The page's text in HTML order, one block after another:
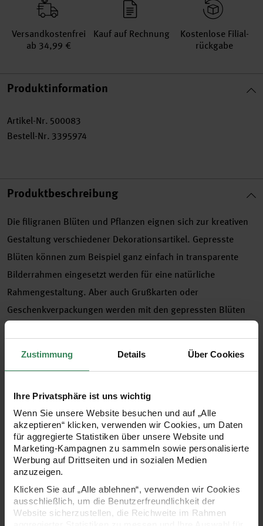
Zustimmung Details Über Cookies
Ihre Privatsphäre ist uns wichtig
Wenn Sie unsere Website besuchen und auf „Alle
akzeptieren“ klicken, verwenden wir Cookies, um Daten
für aggregierte Statistiken über unsere Website und
Marketing-Kampagnen zu sammeln sowie personalisierte
Werbung auf Drittseiten und in sozialen Medien
anzuzeigen.
Klicken Sie auf „Alle ablehnen“, verwenden wir Cookies
ausschließlich, um die Benutzerfreundlichkeit der
Website sicherzustellen, die Reichweite im Rahmen
Versand­kosten­frei
ab 34,99 €
Kauf auf Rechnung
Kosten­lose Filial­
rückgabe
Produktinformation
Artikel-Nr. 500083
Bestell-Nr. 3395974
Produktbeschreibung
Die filigranen Blüten und Pflanzen eignen sich zur kreativen
Gestaltung verschiedener Dekorationsartikel. Gepresste
Blüten können zum Beispiel ganz einfach in transparente
Bilderrahmen eingesetzt werden für eine natürliche
Rahmengestaltung. Aber auch Grußkarten oder
Geschenkverpackungen werden mit den gepressten Blüten
Grußbotschaft dazu schreiben und schon ist eine hübsche
farblich aufeinander abgestimmte Pflanzen, die sich perfekt
für größere Projekte eignen, wie zum Beispiel zur Gestaltung
großer Rahmen.
gepresste Blüten als tolles Deko-Element oder zur
Gestaltung von Grußkarten und Geschenkverpackungen
Mix Set orange-türkis